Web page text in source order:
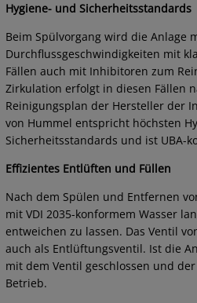
Hygiene- und Sicherheitsstandards
Beim Spülvorgang wird die Anlage
Durchflussgeschwindigkeiten mit
Fällen auch mit Inhibitoren zum
Zirkulation erfolgt in diesen Fällen
Reinigungsplan der Hersteller der
von Hummel entspricht höchsten
Sicherheitsstandards und ist UBA-
Effizientes Entlüften und Füllen
Nach dem Spülen und Entfernen
mit VDI 2035-konformem Wasser
entweichen zu lassen. Das Ventil
auch als Entlüftungsventil. Ist die
mit dem Ventil geschlossen und
Betrieb.